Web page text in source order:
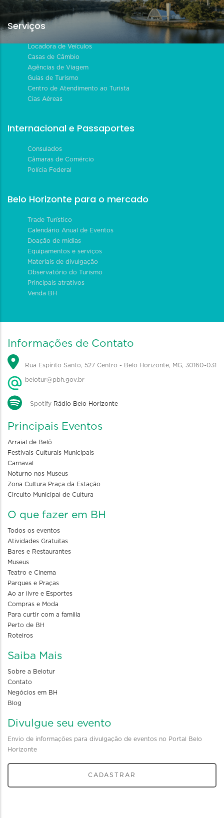
Serviços
Locadora de Veículos
Casas de Câmbio
Agências de Viagem
Guias de Turismo
Centro de Atendimento ao Turista
Cias Aéreas
Internacional e Passaportes
Consulados
Câmaras de Comércio
Polícia Federal
Belo Horizonte para o mercado
Trade Turístico
Calendário Anual de Eventos
Doação de mídias
Equipamentos e serviços
Materiais de divulgação
Observatório do Turismo
Principais atrativos
Venda BH
Informações de Contato
Rua Espírito Santo, 527 Centro - Belo Horizonte, MG, 30160-031
belotur@pbh.gov.br
Spotify Rádio Belo Horizonte
Principais Eventos
Arraial de Belô
Festivais Culturais Municipais
Carnaval
Noturno nos Museus
Zona Cultura Praça da Estação
Circuito Municipal de Cultura
O que fazer em BH
Todos os eventos
Atividades Gratuitas
Bares e Restaurantes
Museus
Teatro e Cinema
Parques e Praças
Ao ar livre e Esportes
Compras e Moda
Para curtir com a familia
Perto de BH
Roteiros
Saiba Mais
Sobre a Belotur
Contato
Negócios em BH
Blog
Divulgue seu evento
Envio de informações para divulgação de eventos no Portal Belo
Horizonte
CADASTRAR